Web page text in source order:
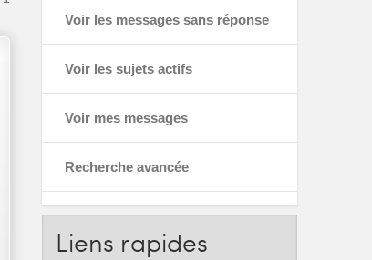
Voir les messages sans réponse
Voir les sujets actifs
Voir mes messages
Recherche avancée
Liens rapides